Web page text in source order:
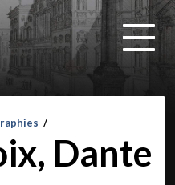
/
Dante